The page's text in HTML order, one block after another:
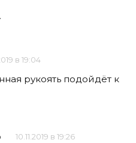
в 19:04
рукоять подойдёт к
10.11.2019 в 19:26